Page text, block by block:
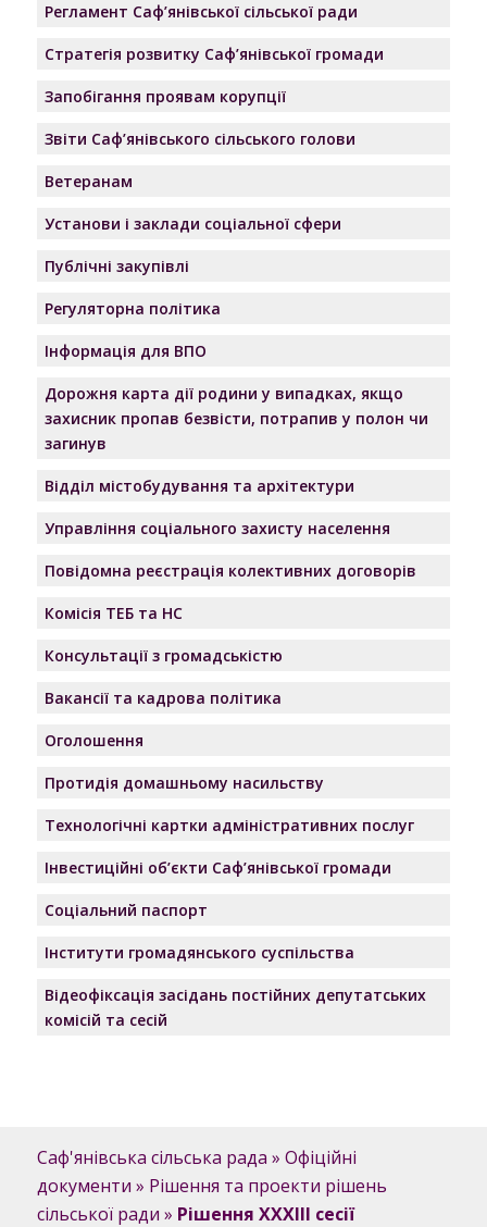
Регламент Саф’янівської сільської ради
Стратегія розвитку Саф’янівської громади
Запобігання проявам корупції
Звіти Саф’янівського сільського голови
Ветеранам
Установи і заклади соціальної сфери
Публічні закупівлі
Регуляторна політика
Інформація для ВПО
Дорожня карта дії родини у випадках, якщо
захисник пропав безвісти, потрапив у полон чи
загинув
Відділ містобудування та архітектури
Управління соціального захисту населення
Повідомна реєстрація колективних договорів
Комісія ТЕБ та НС
Консультації з громадськістю
Вакансії та кадрова політика
Оголошення
Протидія домашньому насильству
Технологічні картки адміністративних послуг
Інвестиційні об’єкти Саф’янівської громади
Соціальний паспорт
Інститути громадянського суспільства
Відеофіксація засідань постійних депутатських
комісій та сесій
Саф'янівська сільська рада » Офіційні
документи » Рішення та проекти рішень
сільської ради » Рішення XXXIII сесії